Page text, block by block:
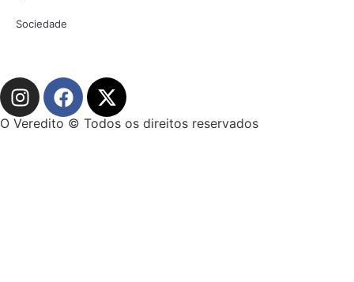
Sociedade
O Veredito © Todos os direitos reservados